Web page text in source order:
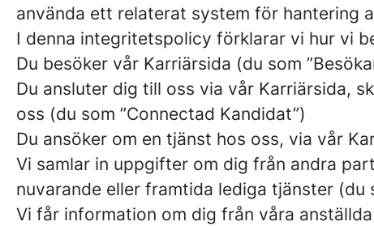
använda ett relaterat system för hantering
I denna integritetspolicy förklarar vi hur vi
Du besöker vår Karriärsida (du som
Du ansluter dig till oss via vår Karriärsida,
oss (du som ”Connectad Kandidat”)
Du ansöker om en tjänst hos oss, via vår
Vi samlar in uppgifter om dig från andra
nuvarande eller framtida lediga tjänster (du
Vi får information om dig från våra